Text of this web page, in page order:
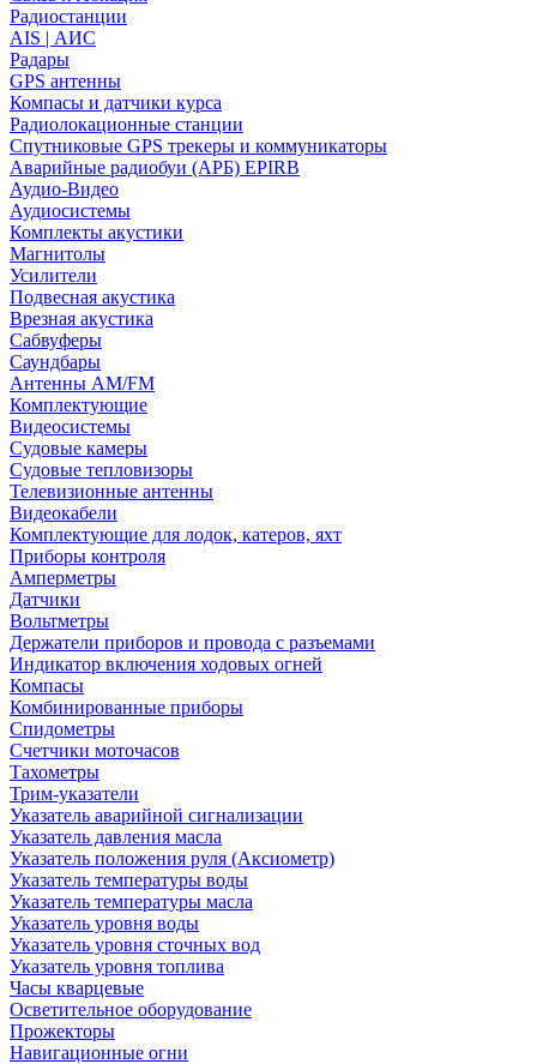
Радиостанции
AIS | АИС
Радары
GPS антенны
Компасы и датчики курса
Радиолокационные станции
Спутниковые GPS трекеры и коммуникаторы
Аварийные радиобуи (АРБ) EPIRB
Аудио-Видео
Аудиосистемы
Комплекты акустики
Магнитолы
Усилители
Подвесная акустика
Врезная акустика
Сабвуферы
Саундбары
Антенны AM/FM
Комплектующие
Видеосистемы
Судовые камеры
Cудовые тепловизоры
Телевизионные антенны
Видеокабели
Комплектующие для лодок, катеров, яхт
Приборы контроля
Амперметры
Датчики
Вольтметры
Держатели приборов и провода с разъемами
Индикатор включения ходовых огней
Компасы
Комбинированные приборы
Спидометры
Счетчики моточасов
Тахометры
Трим-указатели
Указатель аварийной сигнализации
Указатель давления масла
Указатель положения руля (Аксиометр)
Указатель температуры воды
Указатель температуры масла
Указатель уровня воды
Указатель уровня сточных вод
Указатель уровня топлива
Часы кварцевые
Осветительное оборудование
Прожекторы
Навигационные огни